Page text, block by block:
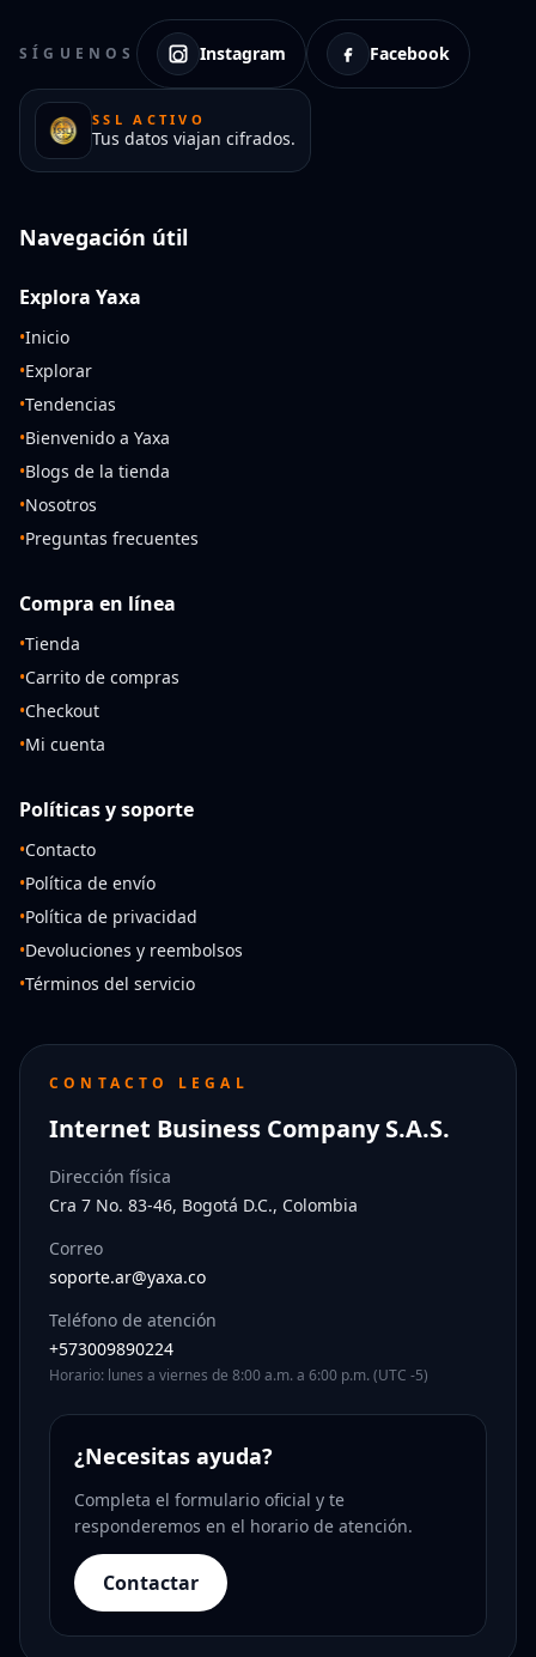
SÍGUENOS Instagram Facebook
SSL ACTIVO
Tus datos viajan cifrados.
Navegación útil
Explora Yaxa
•Inicio
•Explorar
•Tendencias
•Bienvenido a Yaxa
•Blogs de la tienda
•Nosotros
•Preguntas frecuentes
Compra en línea
•Tienda
•Carrito de compras
•Checkout
•Mi cuenta
Políticas y soporte
•Contacto
•Política de envío
•Política de privacidad
•Devoluciones y reembolsos
•Términos del servicio
CONTACTO LEGAL
Internet Business Company S.A.S.
Dirección física
Cra 7 No. 83-46, Bogotá D.C., Colombia
Correo
soporte.ar@yaxa.co
Teléfono de atención
+573009890224
Horario: lunes a viernes de 8:00 a.m. a 6:00 p.m. (UTC -5)
¿Necesitas ayuda?
Completa el formulario oficial y te
responderemos en el horario de atención.
Contactar